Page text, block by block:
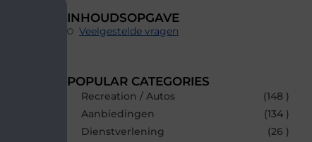
INHOUDSOPGAVE
Veelgestelde vragen
POPULAR CATEGORIES
Recreation / Autos
(148 )
Aanbiedingen
(134 )
Dienstverlening
(26 )